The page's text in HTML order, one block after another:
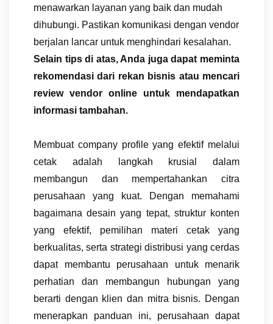
menawarkan layanan yang baik dan mudah
dihubungi. Pastikan komunikasi dengan vendor
berjalan lancar untuk menghindari kesalahan.
Selain tips di atas, Anda juga dapat meminta
rekomendasi dari rekan bisnis atau mencari
review vendor online untuk mendapatkan
informasi tambahan.
Membuat company profile yang efektif melalui
cetak adalah langkah krusial dalam
membangun dan mempertahankan citra
perusahaan yang kuat. Dengan memahami
bagaimana desain yang tepat, struktur konten
yang efektif, pemilihan materi cetak yang
berkualitas, serta strategi distribusi yang cerdas
dapat membantu perusahaan untuk menarik
perhatian dan membangun hubungan yang
berarti dengan klien dan mitra bisnis. Dengan
menerapkan panduan ini, perusahaan dapat